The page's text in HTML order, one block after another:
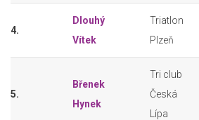
4.
Dlouhý
Vítek
Triatlon
Plzeň
5.
Břenek
Hynek
Tri club
Česká
Lípa